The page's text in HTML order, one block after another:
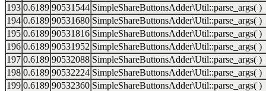
193 0.6189 90531544 SimpleShareButtonsAdder\Util::parse_args( )
194 0.6189 90531680 SimpleShareButtonsAdder\Util::parse_args( )
195 0.6189 90531816 SimpleShareButtonsAdder\Util::parse_args( )
196 0.6189 90531952 SimpleShareButtonsAdder\Util::parse_args( )
197 0.6189 90532088 SimpleShareButtonsAdder\Util::parse_args( )
198 0.6189 90532224 SimpleShareButtonsAdder\Util::parse_args( )
199 0.6189 90532360 SimpleShareButtonsAdder\Util::parse_args( )